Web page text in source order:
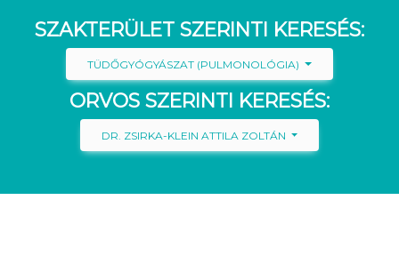
SZAKTERÜLET SZERINTI KERESÉS:
TÜDŐGYÓGYÁSZAT (PULMONOLÓGIA)
ORVOS SZERINTI KERESÉS:
DR. ZSIRKA-KLEIN ATTILA ZOLTÁN